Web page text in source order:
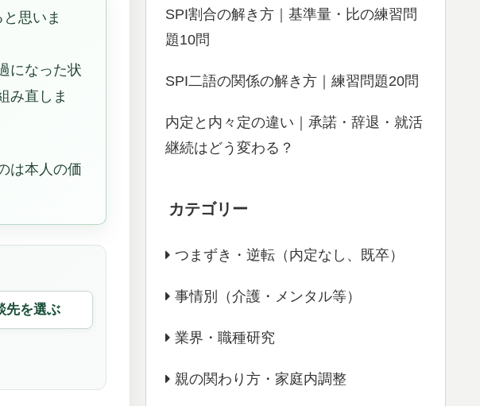
思いま
になった状
み直しま
は本人の価
先を選ぶ
SPI割合の解き方｜基準量・比の練習問
題10問
SPI二語の関係の解き方｜練習問題20問
内定と内々定の違い｜承諾・辞退・就活
継続はどう変わる？
カテゴリー
つまずき・逆転（内定なし、既卒）
事情別（介護・メンタル等）
業界・職種研究
親の関わり方・家庭内調整